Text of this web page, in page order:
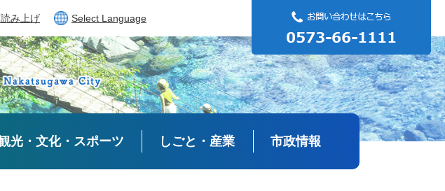
み上げ Select Language
光・文化・スポーツ しごと・産業 市政情報